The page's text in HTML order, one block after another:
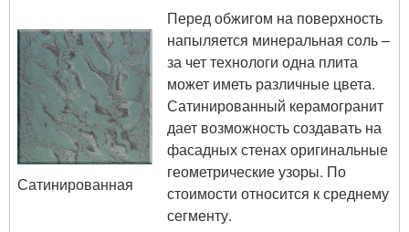
Сатинированная
Перед обжигом на поверхность
напыляется минеральная соль –
за чет технологи одна плита
может иметь различные цвета.
Сатинированный керамогранит
дает возможность создавать на
фасадных стенах оригинальные
геометрические узоры. По
стоимости относится к среднему
сегменту.